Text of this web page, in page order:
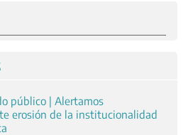
público | Alertamos
erosión de la institucionalidad